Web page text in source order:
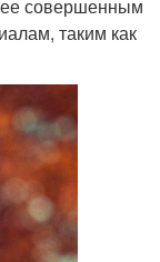
совершенным
таким как